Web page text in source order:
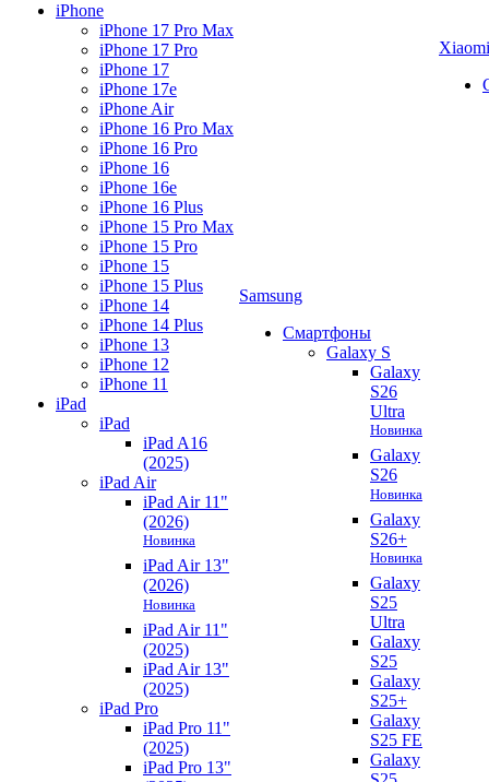
iPhone
iPhone 17 Pro Max
iPhone 17 Pro
iPhone 17
iPhone 17e
iPhone Air
iPhone 16 Pro Max
iPhone 16 Pro
iPhone 16
iPhone 16e
iPhone 16 Plus
iPhone 15 Pro Max
iPhone 15 Pro
iPhone 15
iPhone 15 Plus
iPhone 14
iPhone 14 Plus
iPhone 13
iPhone 12
iPhone 11
iPad
iPad
iPad A16
(2025)
iPad Air
iPad Air 11"
(2026)
Новинка
iPad Air 13"
(2026)
Новинка
iPad Air 11"
(2025)
iPad Air 13"
(2025)
iPad Pro
iPad Pro 11"
(2025)
iPad Pro 13"
Samsung
Смартфоны
Galaxy S
Galaxy
S26
Ultra
Новинка
Galaxy
S26
Новинка
Galaxy
S26+
Новинка
Galaxy
S25
Ultra
Galaxy
S25
Galaxy
S25+
Galaxy
S25 FE
Galaxy
Xiaomi